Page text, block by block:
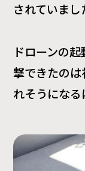
されていまし
ドローンの
撃できたの
れそうになる